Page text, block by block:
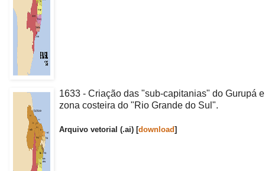
1633 - Criação das "sub-capitanias" do Gurupá
zona costeira do "Rio Grande do Sul".
Arquivo vetorial (.ai) [download]